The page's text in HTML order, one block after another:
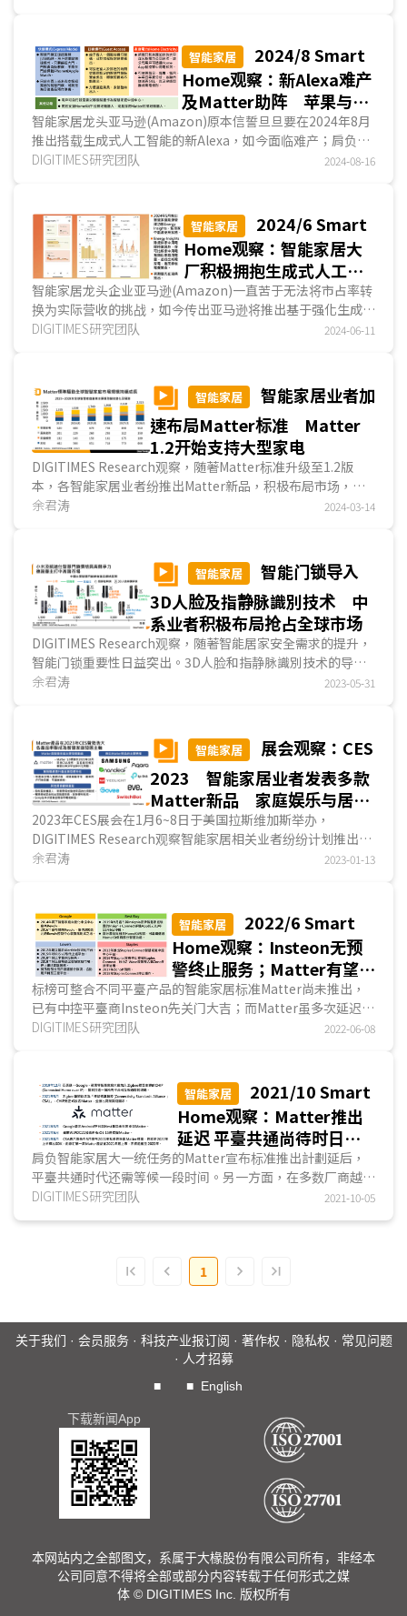
智能家居
2024/8 Smart
Home观察：新Alexa难产
及Matter助阵 苹果与韩
厂重整旗鼓挑战智能家居
市场
智能家居龙头亚马逊(Amazon)原本信誓旦旦要在2024年8月
推出搭载生成式人工智能的新Alexa，如今面临难产；肩负平
臺大一统任务的Matter标准则缓步前行；在此同时，苹果(...
DIGITIMES研究团队 2024-08-16
智能家居
2024/6 Smart
Home观察：智能家居大
厂积极拥抱生成式人工智
能 能源管理成为打入市
场新施力点
智能家居龙头企业亚马逊(Amazon)一直苦于无法将市占率转
换为实际营收的挑战，如今传出亚马逊将推出基于强化生成式
人工智能(Generative AI)的Alexa，并收取额外的月费...
DIGITIMES研究团队 2024-06-11
智能家居
智能家居业者加
速布局Matter标准 Matter
1.2开始支持大型家电
DIGITIMES Research观察，随著Matter标准升级至1.2版
本，各智能家居业者纷推出Matter新品，积极布局市场，展
示Matter标准在智能家居应用的逐步深入，也意味著将触...
余君涛 2024-03-14
智能家居
智能门锁导入
3D人脸及指静脉識別技术 中
系业者积极布局抢占全球市场
DIGITIMES Research观察，随著智能居家安全需求的提升，
智能门锁重要性日益突出。3D人脸和指静脉識別技术的导
入，让智能门锁提供更高层次的身份认证方式，确保高安...
余君涛 2023-05-31
智能家居
展会观察：CES
2023 智能家居业者发表多款
Matter新品 家庭娱乐与居家
健康是关注焦点
2023年CES展会在1月6~8日于美国拉斯维加斯举办，
DIGITIMES Research观察智能家居相关业者纷纷计划推出支
持Matter的新品，如三星(Samsung)、TP-Link、Aqara...
余君涛 2023-01-13
智能家居
2022/6 Smart
Home观察：Insteon无预
警终止服务；Matter有望秋
季先登上Google Home
标榜可整合不同平臺产品的智能家居标准Matter尚未推出，
已有中控平臺商Insteon先关门大吉；而Matter虽多次延迟问
世，Google表示2022年秋天Matter将先登上Google H...
DIGITIMES研究团队 2022-06-08
智能家居
2021/10 Smart
Home观察：Matter推出
延迟 平臺共通尚待时日
亚马逊强化Alexa 苹果挹
注HomeKit新功能
肩负智能家居大一统任务的Matter宣布标准推出計劃延后，
平臺共通时代还需等候一段时间。另一方面，在多数厂商越来
越看重云端功能时，三星(Samsung)却决定把部分智能装置
DIGITIMES研究团队 2021-10-05
1
关于我们 · 会员服务· 科技产业报订阅 · 著作权 · 隐私权 · 常见问题
· 人才招募
■
■ English
下载新闻App
本网站内之全部图文，系属于大椽股份有限公司所有，非经本
公司同意不得将全部或部分内容转载于任何形式之媒
体 © DIGITIMES Inc. 版权所有